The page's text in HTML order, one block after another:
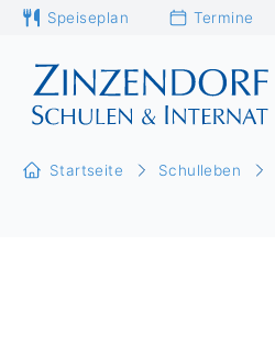
Speiseplan Termine
Startseite Schulleben